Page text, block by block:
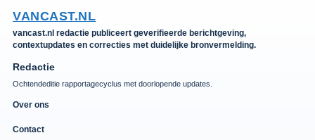
VANCAST.NL
vancast.nl redactie publiceert geverifieerde berichtgeving,
contextupdates en correcties met duidelijke bronvermelding.
Redactie
Ochtendeditie rapportagecyclus met doorlopende updates.
Over ons
Contact